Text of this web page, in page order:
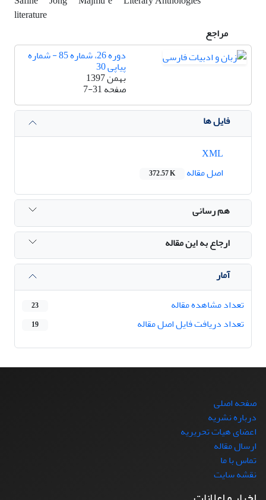
literature
مراجع
دوره 26، شماره 85 - شماره
پیاپی 30
بهمن 1397
صفحه7-31
فایل ها
اصل مقاله
372.57 K
هم رسانی
ارجاع به این مقاله
آمار
تعداد مشاهده مقاله
23
تعداد دریافت فایل اصل مقاله 19
صفحه اصلی
درباره نشریه
اعضای هیات تحریریه
ارسال مقاله
تماس با ما
نقشه سایت